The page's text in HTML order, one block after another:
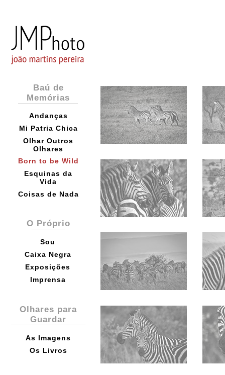
Baú de
Memórias
Andanças
Mi Patria Chica
Olhar Outros
Olhares
Born to be Wild
Esquinas da
Vida
Coisas de Nada
O Próprio
Sou
Caixa Negra
Exposições
Imprensa
Olhares para
Guardar
As Imagens
Os Livros